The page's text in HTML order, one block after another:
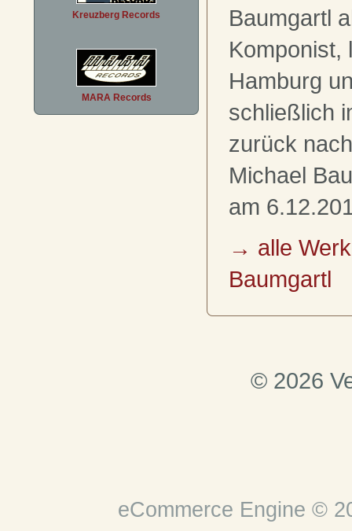
Kreuzberg Records
MARA Records
Baumgartl
Komponist,
Hamburg
schließlich
zurück
Michael
am
→ alle
Baumgartl
© 2026
eCommerce Engine ©